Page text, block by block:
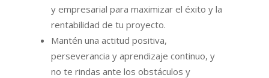
y empresarial para maximizar el éxito y la
rentabilidad de tu proyecto.
Mantén una actitud positiva,
perseverancia y aprendizaje continuo, y
no te rindas ante los obstáculos y